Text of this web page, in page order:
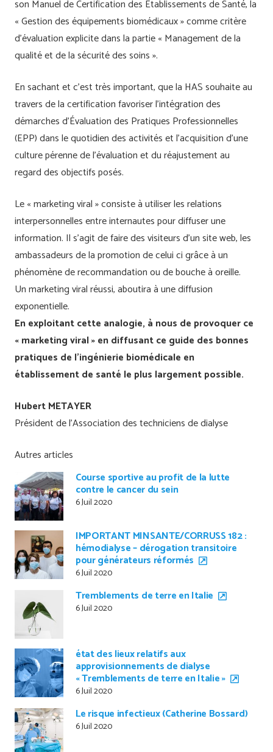
son Manuel de Certification des Etablissements de Santé, la
« Gestion des équipements biomédicaux » comme critère
d’évaluation explicite dans la partie « Management de la
qualité et de la sécurité des soins ».
En sachant et c’est très important, que la HAS souhaite au
travers de la certification favoriser l’intégration des
démarches d’Évaluation des Pratiques Professionnelles
(EPP) dans le quotidien des activités et l’acquisition d’une
culture pérenne de l’évaluation et du réajustement au
regard des objectifs posés.
Le « marketing viral » consiste à utiliser les relations
interpersonnelles entre internautes pour diffuser une
information. Il s’agit de faire des visiteurs d’un site web, les
ambassadeurs de la promotion de celui ci grâce à un
phénomène de recommandation ou de bouche à oreille.
Un marketing viral réussi, aboutira à une diffusion
exponentielle.
En exploitant cette analogie, à nous de provoquer ce
« marketing viral » en diffusant ce guide des bonnes
pratiques de l’ingénierie biomédicale en
établissement de santé le plus largement possible.
Hubert METAYER
Président de l’Association des techniciens de dialyse
Autres articles
Course sportive au profit de la lutte
contre le cancer du sein
6 Juil 2020
IMPORTANT MINSANTE/CORRUSS 182 :
hémodialyse – dérogation transitoire
pour générateurs réformés
6 Juil 2020
Tremblements de terre en Italie
6 Juil 2020
état des lieux relatifs aux
approvisionnements de dialyse
« Tremblements de terre en Italie »
6 Juil 2020
Le risque infectieux (Catherine Bossard)
6 Juil 2020